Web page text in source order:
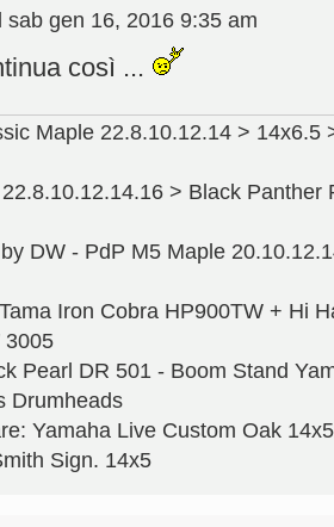
sab gen 16, 2016 9:35 am
così ...
Maple 22.8.10.12.14 > 14x6.5
> Black
DW - PdP M5 Maple
Iron Cobra HP900TW + Hi
3005
Pearl DR 501 - Boom Stand
Drumheads
Yamaha Live Custom Oak
Sign. 14x5